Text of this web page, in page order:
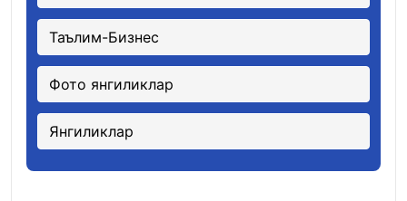
Таълим-Бизнес
Фото янгиликлар
Янгиликлар